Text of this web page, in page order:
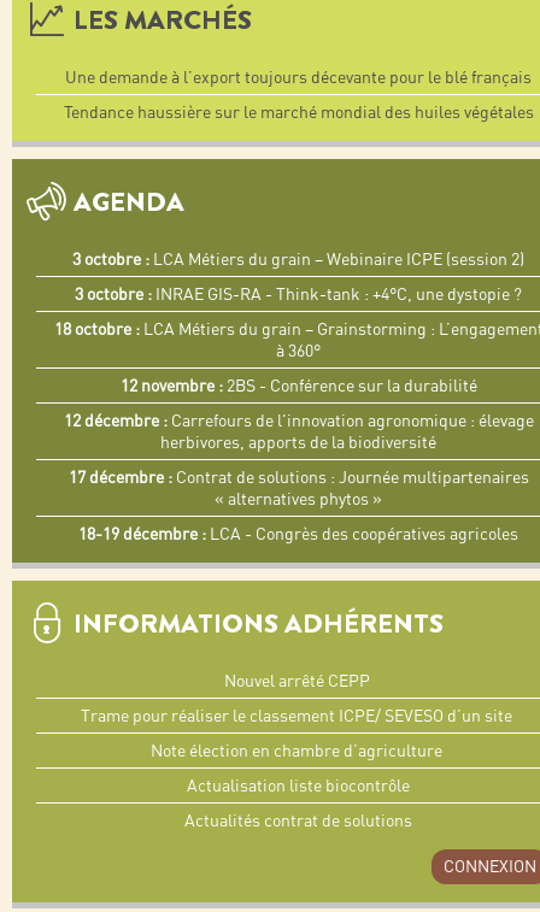
LES MARCHÉS
Une demande à l’export toujours décevante pour le blé français
Tendance haussière sur le marché mondial des huiles végétales
AGENDA
3 octobre : LCA Métiers du grain – Webinaire ICPE (session 2)
3 octobre : INRAE GIS-RA - Think-tank : +4°C, une dystopie ?
18 octobre :LCA Métiers du grain – Grainstorming :
à 360°
12 novembre :2BS - Conférence sur la durabilité
12 décembre :Carrefours de l'innovation agronomique : élevage
herbivores, apports de la biodiversité
17 décembre :Contrat de solutions : Journée multipartenaires
« alternatives phytos »
18-19 décembre : LCA - Congrès des coopératives agricoles
INFORMATIONS ADHÉRENTS
Nouvel arrêté CEPP
Trame pour réaliser le classement ICPE/ SEVESO d’un site
Note élection en chambre d’agriculture
Actualisation liste biocontrôle
Actualités contrat de solutions
CONNEXION